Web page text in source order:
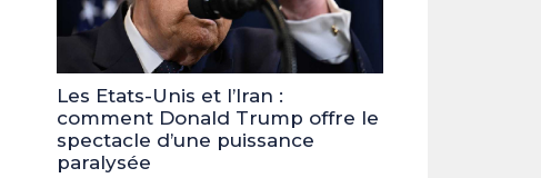
Les Etats-Unis et l’Iran :
comment Donald Trump offre le
spectacle d’une puissance
paralysée